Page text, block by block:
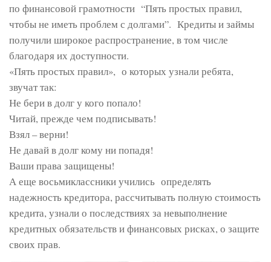
по финансовой грамотности “Пять простых правил,
чтобы не иметь проблем с долгами”. Кредиты и займы
получили широкое распространение, в том числе
благодаря их доступности.
«Пять простых правил», о которых узнали ребята,
звучат так:
Не бери в долг у кого попало!
Читай, прежде чем подписывать!
Взял – верни!
Не давай в долг кому ни попадя!
Ваши права защищены!
А еще восьмиклассники учились определять
надежность кредитора, рассчитывать полную стоимость
кредита, узнали о последствиях за невыполнение
кредитных обязательств и финансовых рисках, о защите
своих прав.